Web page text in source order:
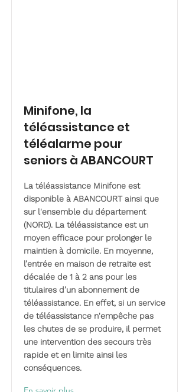
Minifone, la
téléassistance et
téléalarme pour
seniors à ABANCOURT
La téléassistance Minifone est
disponible à ABANCOURT ainsi que
sur l'ensemble du département
(NORD). La téléassistance est un
moyen efficace pour prolonger le
maintien à domicile. En moyenne,
l’entrée en maison de retraite est
décalée de 1 à 2 ans pour les
titulaires d’un abonnement de
téléassistance. En effet, si un service
de téléassistance n'empêche pas
les chutes de se produire, il permet
une intervention des secours très
rapide et en limite ainsi les
conséquences.